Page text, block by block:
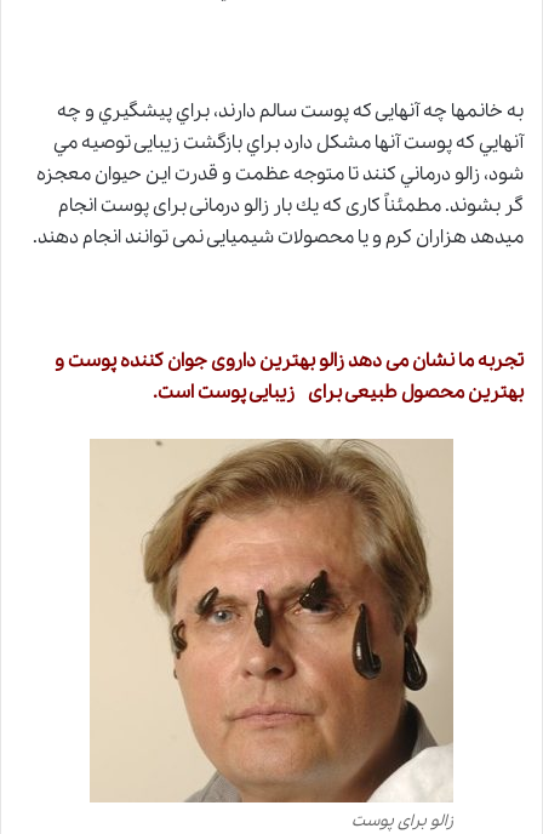
به خانمها چه آنهايی كه پوست سالم دارند، براي پيشگيري و چه
آنهايي كه پوست آنها مشكل دارد براي بازگشت زيبایی توصيه مي
شود، زالو درماني كنند تا متوجه عظمت و قدرت اين حيوان معجزه
گر بشوند. مطمئناً كاری كه يك بار زالو درمانی برای پوست انجام
میدهد هزاران كرم و يا محصولات شيميايی نمی توانند انجام دهند.
تجربه ما نشان می دهد زالو بهترين دارویجوان كننده پوستو
بهترین محصول طبيعی برای زيبایی پوست است.
زالو برای پوست